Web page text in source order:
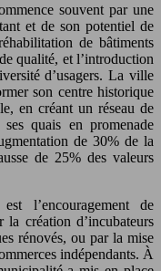
souvent par une
et de son potentiel de
de bâtiments
qualité, et l’introduction
d’usagers. La ville
son centre historique
en créant un réseau de
quais en promenade
de 30% de la
de 25% des valeurs
l’encouragement de
création d’incubateurs
rénovés, ou par la mise
indépendants. À